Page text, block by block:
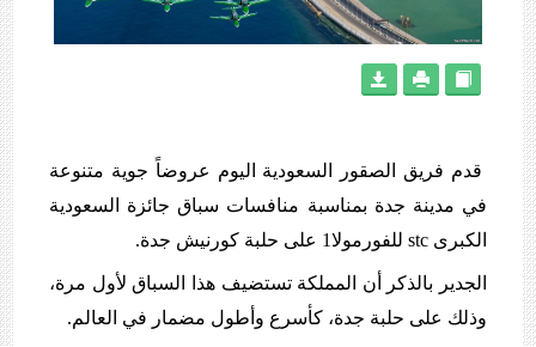
قدم فريق الصقور السعودية اليوم عروضاً جوية متنوعة
في مدينة جدة بمناسبة منافسات سباق جائزة السعودية
الكبرى stc للفورمولا1‬⁩ على ⁧‫حلبة كورنيش جدة.
الجدير بالذكر أن المملكة تستضيف هذا السباق لأول مرة،
وذلك على حلبة جدة، كأسرع وأطول مضمار في العالم.